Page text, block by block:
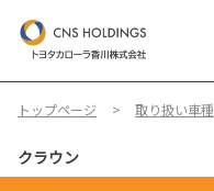
トップページ 取り扱い車種
クラウン